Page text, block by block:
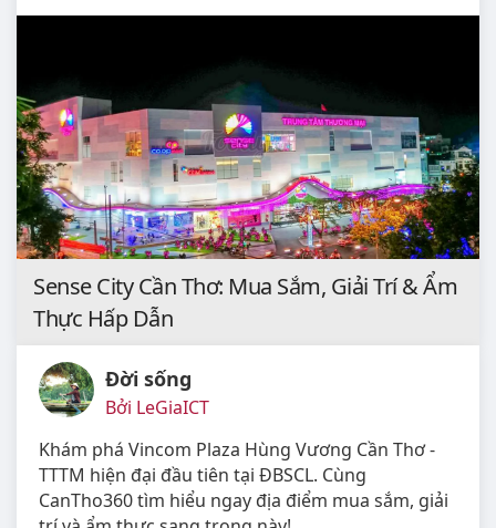
Sense City Cần Thơ: Mua Sắm, Giải Trí & Ẩm
Thực Hấp Dẫn
Đời sống
Bởi LeGiaICT
Khám phá Vincom Plaza Hùng Vương Cần Thơ -
TTTM hiện đại đầu tiên tại ĐBSCL. Cùng
CanTho360 tìm hiểu ngay địa điểm mua sắm, giải